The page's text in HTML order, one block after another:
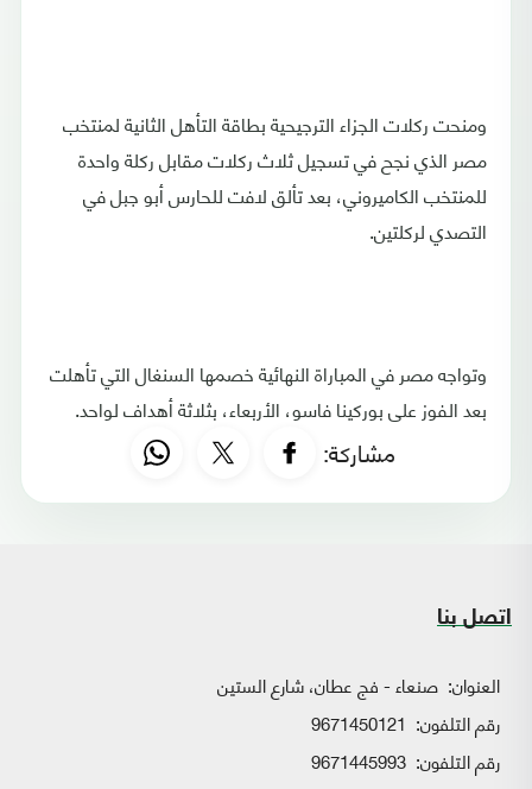
ومنحت ركلات الجزاء الترجيحية بطاقة التأهل الثانية لمنتخب
مصر الذي نجح في تسجيل ثلاث ركلات مقابل ركلة واحدة
للمنتخب الكاميروني، بعد تألق لافت للحارس أبو جبل في
التصدي لركلتين.
وتواجه مصر في المباراة النهائية خصمها السنغال التي تأهلت
بعد الفوز على بوركينا فاسو، الأربعاء، بثلاثة أهداف لواحد.​​​​​​​
مشاركة:
اتصل بنا
العنوان: صنعاء - فج عطان، شارع الستين
رقم التلفون: 9671450121
رقم التلفون: 9671445993